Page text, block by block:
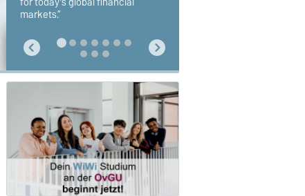
markets.“